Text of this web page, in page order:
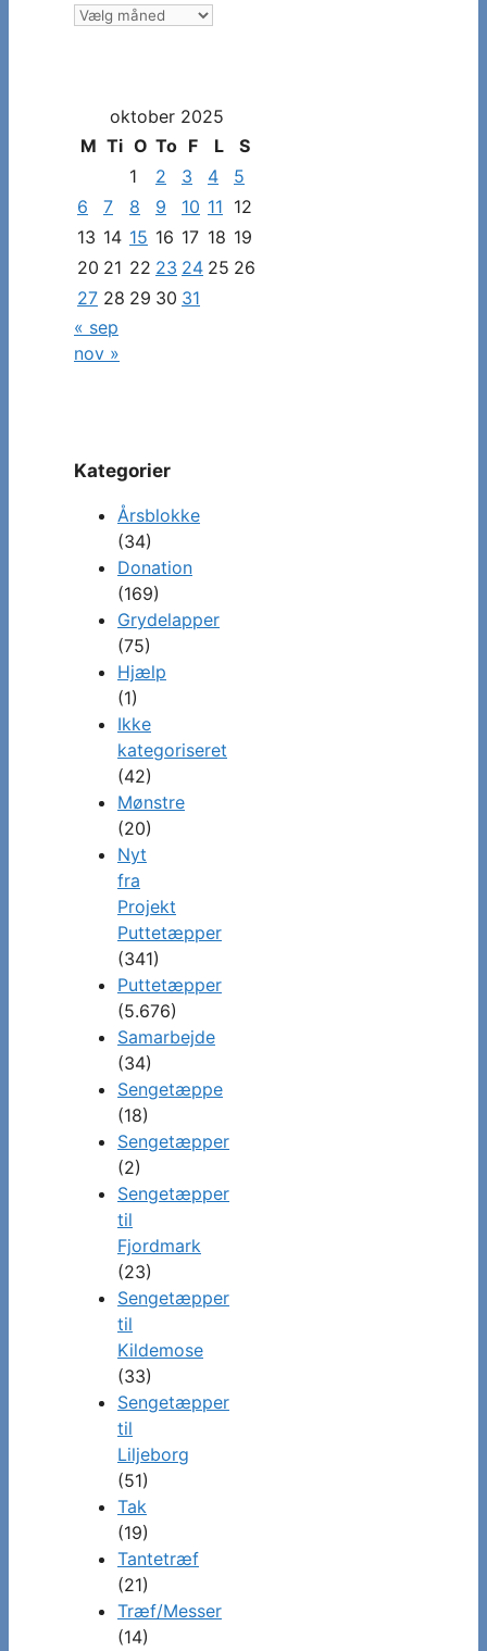
Vælg
at
specifikke
indlæg
oktober 2025
M Ti O To F L
S
1
2 3 4
5
6
7 8 9 10 11 12
13 14 15 16 17 18 19
20 21 22 23 24 25 26
27 28 29 30 31
« sep
nov »
Kategorier
Årsblokke
(34)
Donation
(169)
Grydelapper
(75)
Hjælp
(1)
Ikke
kategoriseret
(42)
Mønstre
(20)
Nyt
fra
Projekt
Puttetæpper
(341)
Puttetæpper
(5.676)
Samarbejde
(34)
Sengetæppe
(18)
Sengetæpper
(2)
Sengetæpper
til
Fjordmark
(23)
Sengetæpper
til
Kildemose
(33)
Sengetæpper
til
Liljeborg
(51)
Tak
(19)
Tantetræf
(21)
Træf/Messer
(14)